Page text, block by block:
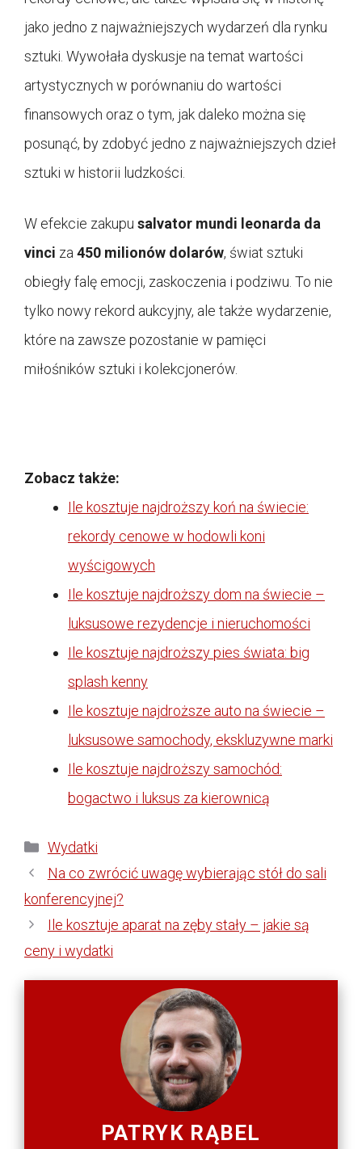
jako jedno z najważniejszych wydarzeń dla rynku
sztuki. Wywołała dyskusje na temat wartości
artystycznych w porównaniu do wartości
finansowych oraz o tym, jak daleko można się
posunąć, by zdobyć jedno z najważniejszych dzieł
sztuki w historii ludzkości.
W efekcie zakupu salvator mundi leonarda da
vinci za 450 milionów dolarów, świat sztuki
obiegły falę emocji, zaskoczenia i podziwu. To nie
tylko nowy rekord aukcyjny, ale także wydarzenie,
które na zawsze pozostanie w pamięci
miłośników sztuki i kolekcjonerów.
Zobacz także:
Ile kosztuje najdroższy koń na świecie:
rekordy cenowe w hodowli koni
wyścigowych
Ile kosztuje najdroższy dom na świecie –
luksusowe rezydencje i nieruchomości
Ile kosztuje najdroższy pies świata: big
splash kenny
Ile kosztuje najdroższe auto na świecie –
luksusowe samochody, ekskluzywne marki
Ile kosztuje najdroższy samochód:
bogactwo i luksus za kierownicą
Kategorie
Wydatki
Na co zwrócić uwagę wybierając stół do sali
konferencyjnej?
Ile kosztuje aparat na zęby stały – jakie są
ceny i wydatki
PATRYK RĄBEL